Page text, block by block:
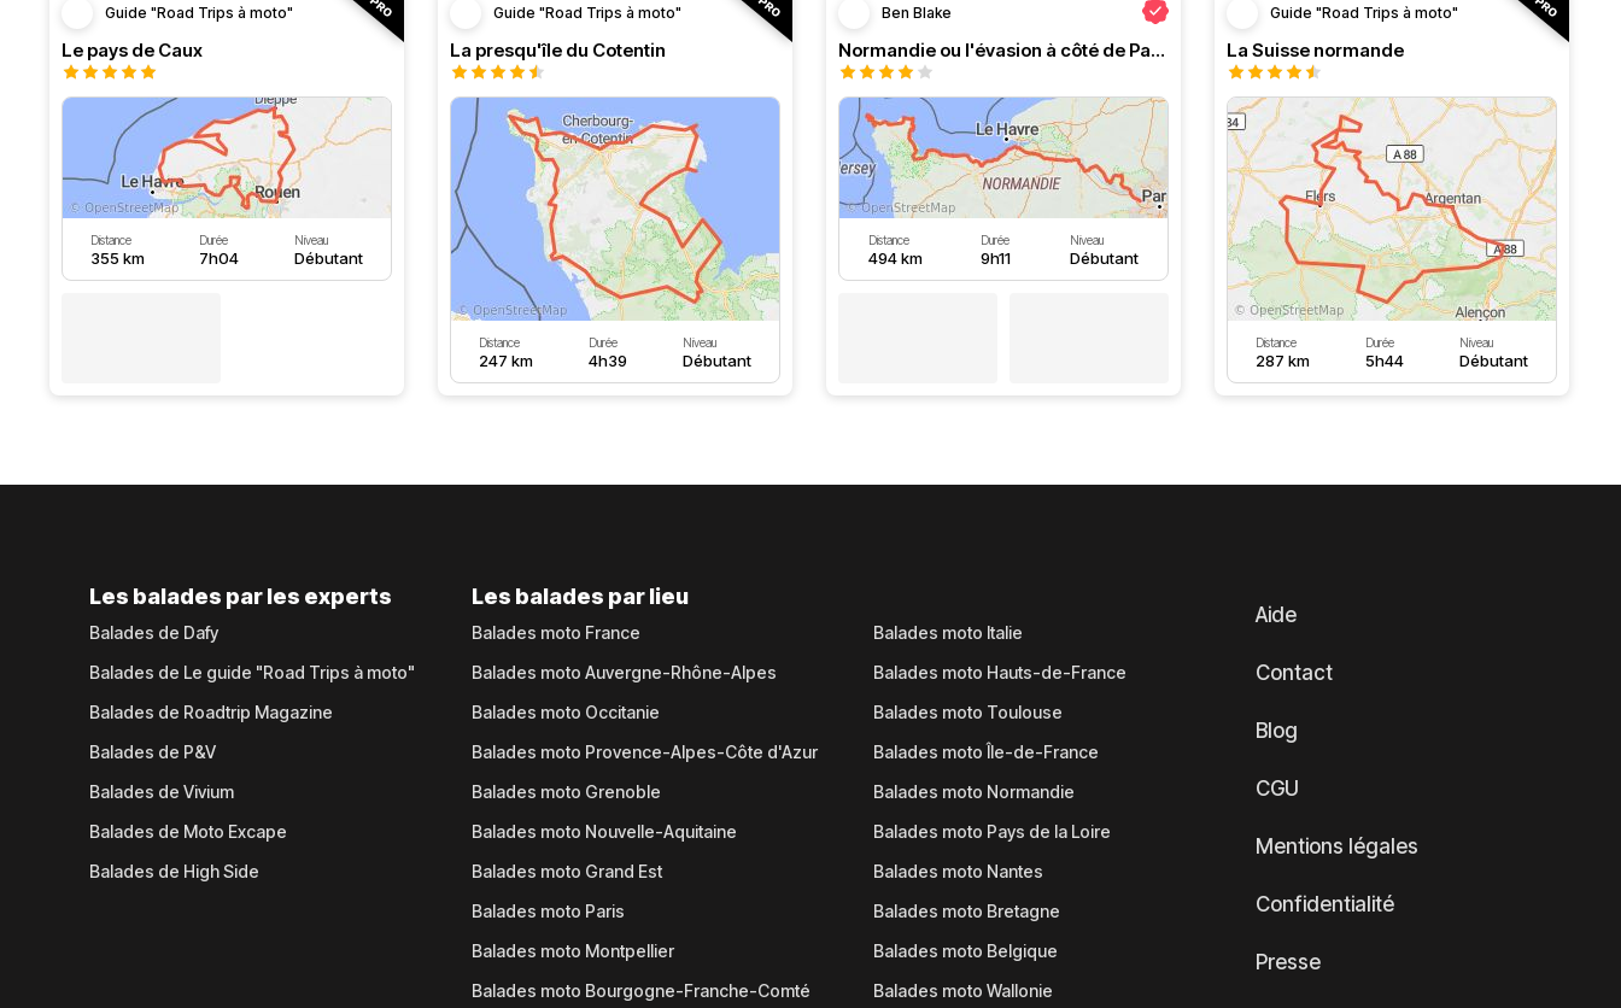
Guide "Road Trips à moto"
Le pays de Caux
Distance
355 km
Durée
7h04
Niveau
Débutant
Guide "Road Trips à moto"
La presqu'île du Cotentin
Distance
247 km
Durée
4h39
Niveau
Débutant
Ben Blake
Normandie ou l'évasion à côté de Paris
Distance
494 km
Durée
9h11
Niveau
Débutant
Guide "Road Trips à moto"
La Suisse normande
Distance
287 km
Durée
5h44
Niveau
Débutant
Les balades par les experts
Balades de Dafy
Balades de Le guide "Road Trips à moto"
Balades de Roadtrip Magazine
Balades de P&V
Balades de Vivium
Balades de Moto Excape
Balades de High Side
Les balades par lieu
Balades moto France
Balades moto Auvergne-Rhône-Alpes
Balades moto Occitanie
Balades moto Provence-Alpes-Côte d'Azur
Balades moto Grenoble
Balades moto Nouvelle-Aquitaine
Balades moto Grand Est
Balades moto Paris
Balades moto Montpellier
Balades moto Bourgogne-Franche-Comté
Balades moto Italie
Balades moto Hauts-de-France
Balades moto Toulouse
Balades moto Île-de-France
Balades moto Normandie
Balades moto Pays de la Loire
Balades moto Nantes
Balades moto Bretagne
Balades moto Belgique
Balades moto Wallonie
Aide
Contact
Blog
CGU
Mentions légales
Confidentialité
Presse